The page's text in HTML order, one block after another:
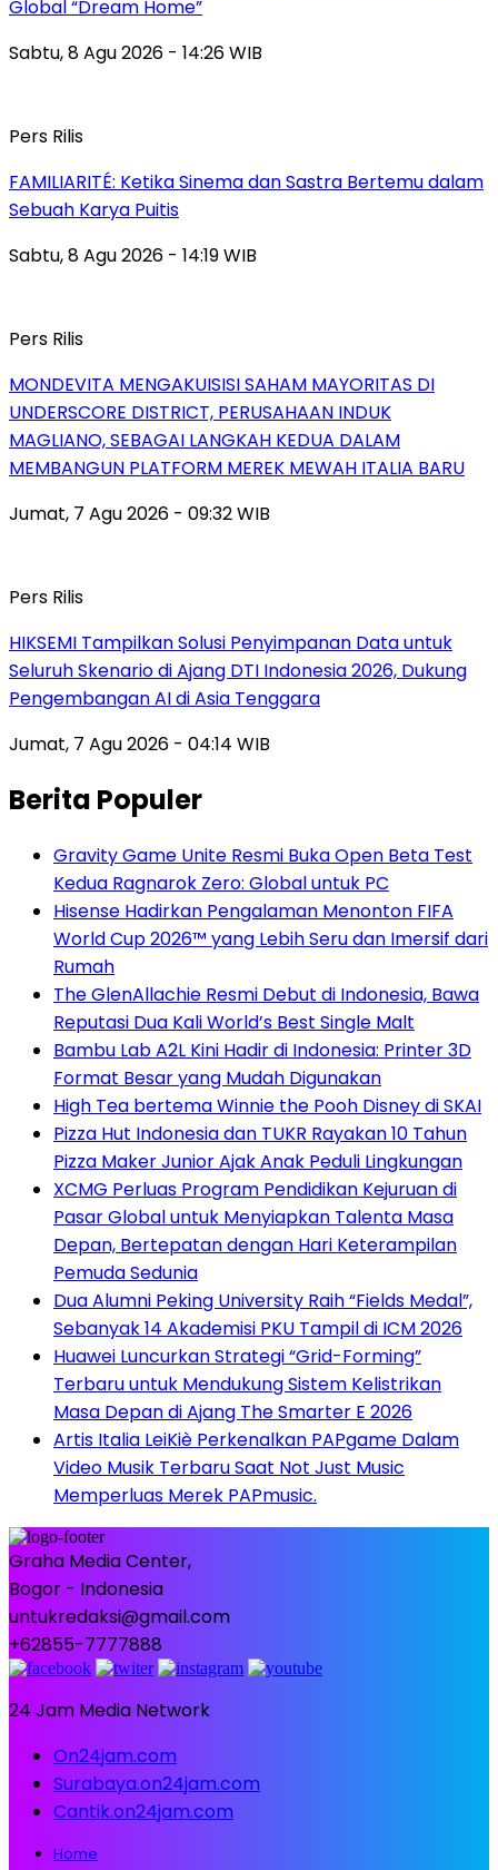
Global “Dream Home”
Sabtu, 8 Agu 2026 - 14:26 WIB
Pers Rilis
FAMILIARITÉ: Ketika Sinema dan Sastra Bertemu dalam
Sebuah Karya Puitis
Sabtu, 8 Agu 2026 - 14:19 WIB
Pers Rilis
MONDEVITA MENGAKUISISI SAHAM MAYORITAS DI
UNDERSCORE DISTRICT, PERUSAHAAN INDUK
MAGLIANO, SEBAGAI LANGKAH KEDUA DALAM
MEMBANGUN PLATFORM MEREK MEWAH ITALIA BARU
Jumat, 7 Agu 2026 - 09:32 WIB
Pers Rilis
HIKSEMI Tampilkan Solusi Penyimpanan Data untuk
Seluruh Skenario di Ajang DTI Indonesia 2026, Dukung
Pengembangan AI di Asia Tenggara
Jumat, 7 Agu 2026 - 04:14 WIB
Berita Populer
Gravity Game Unite Resmi Buka Open Beta Test
Kedua Ragnarok Zero: Global untuk PC
Hisense Hadirkan Pengalaman Menonton FIFA
World Cup 2026™ yang Lebih Seru dan Imersif dari
Rumah
The GlenAllachie Resmi Debut di Indonesia, Bawa
Reputasi Dua Kali World’s Best Single Malt
Bambu Lab A2L Kini Hadir di Indonesia: Printer 3D
Format Besar yang Mudah Digunakan
High Tea bertema Winnie the Pooh Disney di SKAI
Pizza Hut Indonesia dan TUKR Rayakan 10 Tahun
Pizza Maker Junior Ajak Anak Peduli Lingkungan
XCMG Perluas Program Pendidikan Kejuruan di
Pasar Global untuk Menyiapkan Talenta Masa
Depan, Bertepatan dengan Hari Keterampilan
Pemuda Sedunia
Dua Alumni Peking University Raih “Fields Medal”,
Sebanyak 14 Akademisi PKU Tampil di ICM 2026
Huawei Luncurkan Strategi “Grid-Forming”
Terbaru untuk Mendukung Sistem Kelistrikan
Masa Depan di Ajang The Smarter E 2026
Artis Italia LeiKiè Perkenalkan PAPgame Dalam
Video Musik Terbaru Saat Not Just Music
Memperluas Merek PAPmusic.
Graha Media Center,
Bogor - Indonesia
untukredaksi@gmail.com
+62855-7777888
24 Jam Media Network
On24jam.com
Surabaya.on24jam.com
Cantik.on24jam.com
Home